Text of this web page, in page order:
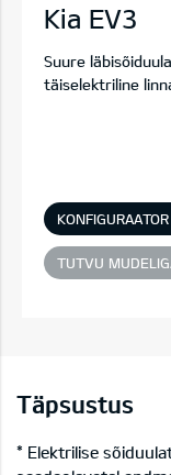
Kia EV3
Suure
täiselektriline
KONFIGURAATOR
TUTVU
Täpsustus
* Elektrilise